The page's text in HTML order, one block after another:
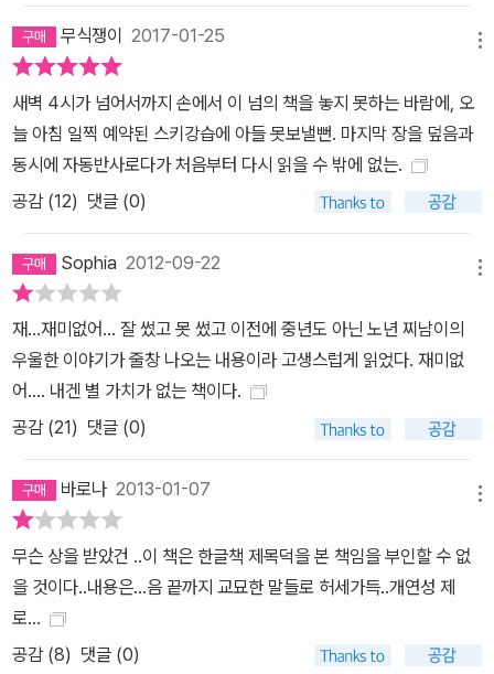
기로부터 시작된다. 1인칭 화자인 주인공 토니 웹스터와 그의 패거리
친구 앨릭스, 콜린, 그리고 총명하며 지적인 전학생 에이드리언 핀. 세
소년은 그를 선망하고, 학교의 모든 교사들은 낭중지추와도 같은 에
이드리언의 탁월한 지적 능력과 독특한 시각을 눈여겨보고 그를 아낀
다. 토니는 브리스틀 대학에, 에이드리언은 장학생으로 케임브리지에
진학한다. 각종 소요와 문화운동, 성적해방으로 들썩이던 60년대 말.
그러나 아직 그 기운은 당시 대학생이던 이들 사이에까지 미치지 못
했다. 데이트는 여전히 구식이었고, 여자친구는 결혼과 미래가 약속
되기 전까지 몸을 허락하지 않았다. 베로니카라는 여자친구와 사귀게
된 토니는 그녀의 집을 방문했다가 계급적 격차를 느끼고 위축된다.
그리고 베로니카의 어머니로부터 “그녀에게 너무 많은 걸 내주지
마”라는 묘한 암시 섞인 충고를 듣는다. 성적 불만과 콤플렉스를 극복
하지 못한 토니와 베로니카는 결국 헤어지고, 어느 날 베로니카와 사
귀게 되었다는 에이드리언의 편지 한 통이 토니에게 날아온다. 토니
잊었다고 믿지만, 사실 편지는 그 한 통뿐만이 아니었다. 미국으로 장
기간 여행을 다녀온 뒤, 토니는 친구로부터 에이드리언이 동맥을 그
대가 된 토니 앞으로 난데없이 한 통의 유언장이 날아든다. 베로니카
의 어머니인 사라 포드 부인이 그에게 오백 파운드의 돈과 함께 에이
드리언의 일기장을 유품으로 남긴 것이다. 그러나 에이드리언의 일기
는 현재 베로니카가 가지고 있고, 그녀는 그것을 토니에게 내주려 하
무식쟁이 2017-01-25
새벽 4시가 넘어서까지 손에서 이 넘의 책을 놓지 못하는 바람에, 오
늘 아침 일찍 예약된 스키강습에 아들 못보낼뻔. 마지막 장을 덮음과
동시에 자동반사로다가 처음부터 다시 읽을 수 밖에 없는.
공감 (12) 댓글 (0)
Sophia 2012-09-22
재...재미없어... 잘 썼고 못 썼고 이전에 중년도 아닌 노년 찌남이의
우울한 이야기가 줄창 나오는 내용이라 고생스럽게 읽었다. 재미없
어.... 내겐 별 가치가 없는 책이다.
공감 (21) 댓글 (0)
바로나 2013-01-07
무슨 상을 받았건 ..이 책은 한글책 제목덕을 본 책임을 부인할 수 없
을 것이다..내용은...음 끝까지 교묘한 말들로 허세가득..개연성 제
로...
공감 (8) 댓글 (0)